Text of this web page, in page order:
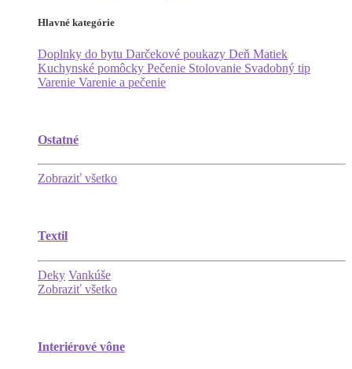
Hlavné kategórie
Doplnky do bytu Darčekové poukazy Deň Matiek
Kuchynské pomôcky Pečenie Stolovanie Svadobný tip
Varenie Varenie a pečenie
Ostatné
Zobraziť všetko
Textil
Deky Vankúše
Zobraziť všetko
Interiérové vône